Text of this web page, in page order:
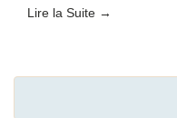
Lire la Suite →